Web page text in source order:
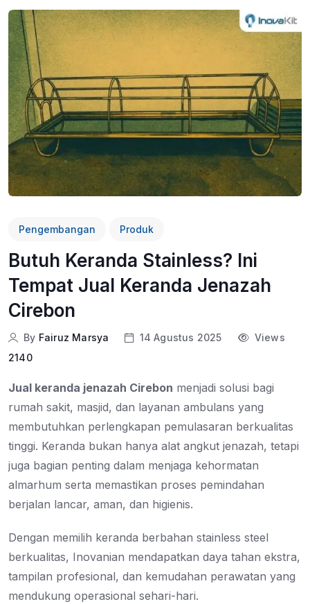
Pengembangan Produk
Butuh Keranda Stainless? Ini
Tempat Jual Keranda Jenazah
Cirebon
By Fairuz Marsya 14 Agustus 2025
Views
2140
Jual keranda jenazah Cirebon menjadi solusi bagi
rumah sakit, masjid, dan layanan ambulans yang
membutuhkan perlengkapan pemulasaran berkualitas
tinggi. Keranda bukan hanya alat angkut jenazah, tetapi
juga bagian penting dalam menjaga kehormatan
almarhum serta memastikan proses pemindahan
berjalan lancar, aman, dan higienis.
Dengan memilih keranda berbahan stainless steel
berkualitas, Inovanian mendapatkan daya tahan ekstra,
tampilan profesional, dan kemudahan perawatan yang
mendukung operasional sehari-hari.